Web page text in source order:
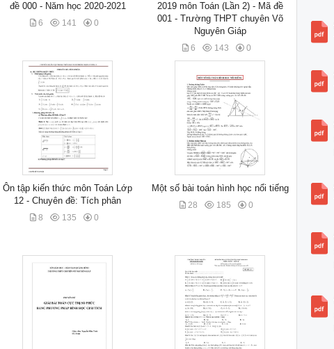
đề 000 - Năm học 2020-2021
6 141 0
2019 môn Toán (Lần 2) - Mã đề
001 - Trường THPT chuyên Võ
Nguyên Giáp
6 143 0
Ôn tập kiến thức môn Toán Lớp
12 - Chuyên đề: Tích phân
8 135 0
Một số bài toán hình học nổi tiếng
28 185 0